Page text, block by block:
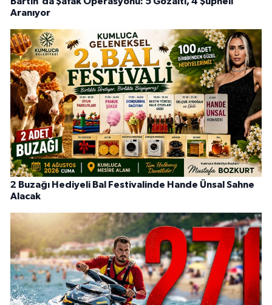
Aranıyor
2 Buzağı Hediyeli Bal Festivalinde Hande Ünsal Sahne
Alacak